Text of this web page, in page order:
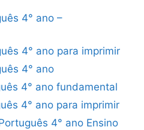
4° ano –
4° ano para imprimir
4° ano
4° ano fundamental
4° ano para imprimir
4° ano Ensino